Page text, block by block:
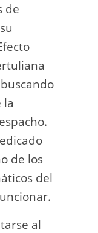
de
la
de los
del
al